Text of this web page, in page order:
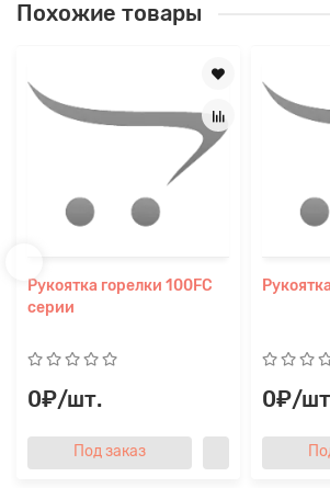
Похожие товары
Рукоятка горелки 100FC
серии
0₽/шт.
Под заказ
0₽/